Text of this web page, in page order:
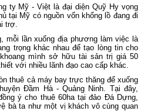
ty Mỹ - Việt là đại diện Quỹ Hy vọng
tại Mỹ có nguồn vốn khổng lồ đang đi
trợ.
mỗi lần xuống địa phương làm việc là
trọng khác nhau để tạo lòng tin cho
mình sở hữu tài sản trị giá 50
với nhiều lãnh đạo cao cấp khác.
thuê cả máy bay trực thăng để xuống
Đầm Hà - Quảng Ninh. Tại đây,
ý cho thuê 60ha tại đảo Đá Dựng,
bà ta như một vị khách vô cùng quan